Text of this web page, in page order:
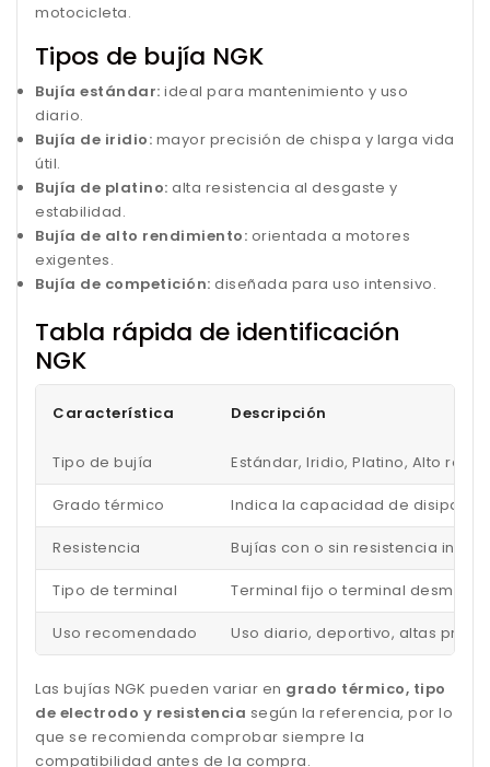
motocicleta.
Tipos de bujía NGK
Bujía estándar: ideal para mantenimiento y uso
diario.
Bujía de iridio: mayor precisión de chispa y larga vida
útil.
Bujía de platino: alta resistencia al desgaste y
estabilidad.
Bujía de alto rendimiento: orientada a motores
exigentes.
Bujía de competición: diseñada para uso intensivo.
Tabla rápida de identificación
NGK
Característica Descripción
Tipo de bujía Estándar, Iridio, Platino, Alto
Grado térmico Indica la capacidad de disipar
Resistencia Bujías con o sin resistencia
Tipo de terminal Terminal fijo o terminal
Uso recomendado Uso diario, deportivo, altas
Las bujías NGK pueden variar en grado térmico, tipo
de electrodo y resistencia según la referencia, por lo
que se recomienda comprobar siempre la
compatibilidad antes de la compra.